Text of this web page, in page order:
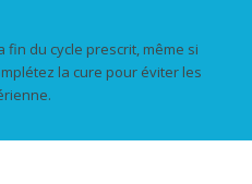
du cycle prescrit, même si
la cure pour éviter les